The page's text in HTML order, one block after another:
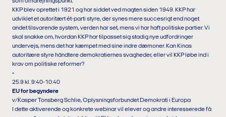
KKP blev oprettet i 1921 og har siddet ved magten siden 1949. KKP har
udviklet et autoritært ét-parti styre, der synes mere succesrigt end noget
andet tilsvarende system, verden har set, mens vi har haft politiske partier. Vi
skal snakke om, hvordan KKP har tilpasset sig stadig nye udfordringer
undervejs, mens det har kæmpet med sine indre dæmoner. Kan Kinas
autoritære styre håndtere demokratiernes svagheder, eller vil KKP løbe ind i
krav om politiske reformer?
-
25.9 kl. 9:40-10:40
EU for begyndere
v/Kasper Tonsberg Schlie, Oplysningsforbundet Demokrati i Europa
I dette aktiverende og konkrete webinar vil elever og andre interesserede få